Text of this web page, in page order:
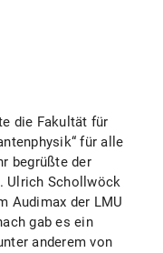
die Fakultät für
für alle
begrüßte der
Ulrich Schollwöck
Audimax der LMU
gab es ein
anderem von